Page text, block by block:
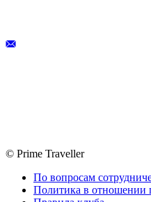
© Prime Traveller
По вопросам
Политика в отношении